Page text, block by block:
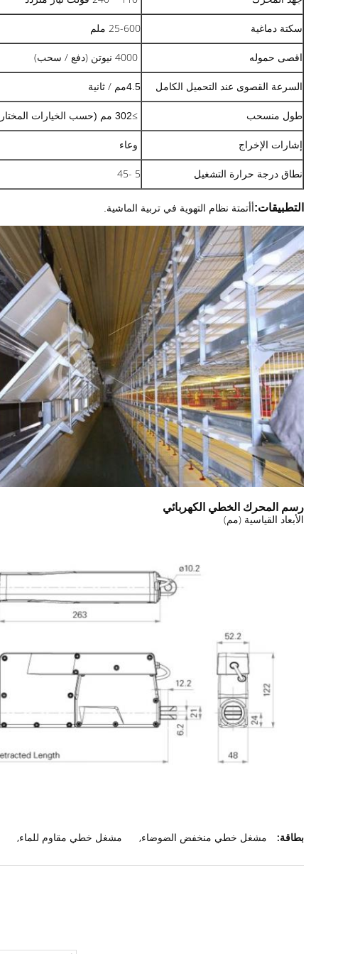
سكتة دماغية 25-600 ملم
اقصى حموله 4000 نيوتن (دفع / سحب)
السرعة القصوى عند التحميل الكامل 4.5مم / ثانية
طول منسحب ≥302 مم (حسب الخيارات المختارة)
إشارات الإخراج وعاء
نطاق درجة حرارة التشغيل 5 -45
التطبيقات:أأتمتة نظام التهوية في تربية الماشية.
رسم المحرك الخطي الكهربائي
الأبعاد القياسية (مم)
بطاقة: مشغل خطي منخفض الضوضاء, مشغل خطي مقاوم للماء,